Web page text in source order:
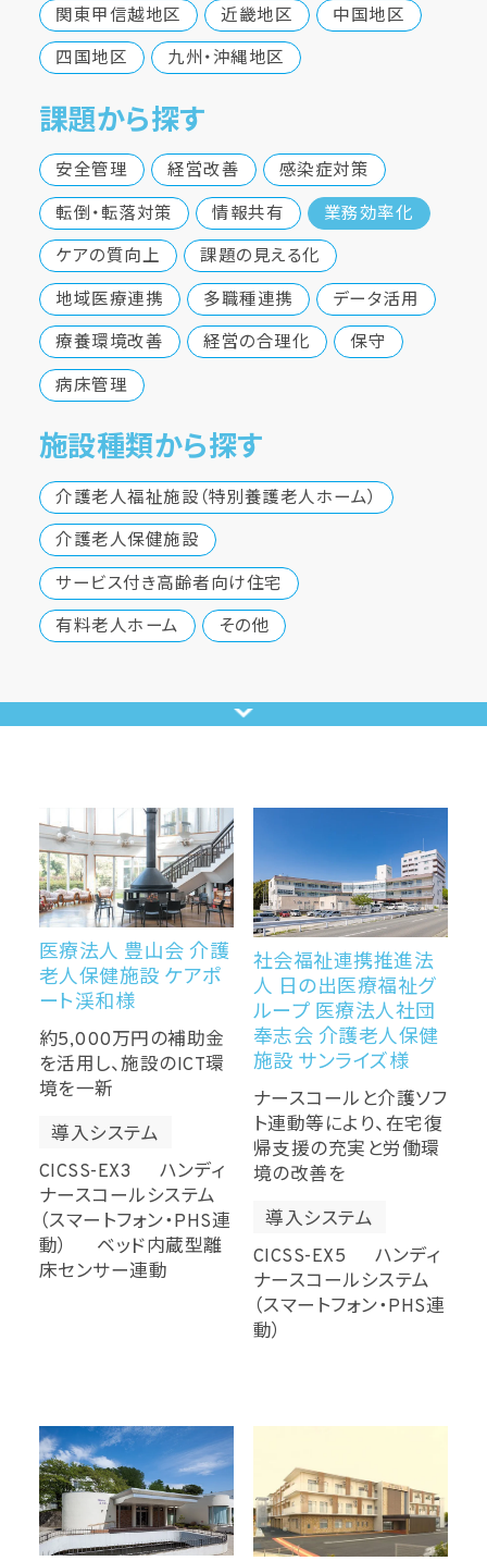
関東甲信越地区
近畿地区
中国地区
四国地区
九州・沖縄地区
課題から探す
安全管理 経営改善
感染症対策
転倒・転落対策
情報共有
業務効率化
ケアの質向上
課題の見える化
地域医療連携
多職種連携
データ活用
療養環境改善
経営の合理化
保守
病床管理
施設種類から探す
介護老人福祉施設（特別養護老人ホーム）
介護老人保健施設
サービス付き高齢者向け住宅
有料老人ホーム
その他
医療法人 豊山会 介護
老人保健施設 ケアポ
ート渓和様
約5,000万円の補助金
を活用し、施設のICT環
境を一新
導入システム
CICSS-EX3 ハンディ
ナースコールシステム
（スマートフォン・PHS連
動） ベッド内蔵型離
床センサー連動
社会福祉連携推進法
人 日の出医療福祉グ
ループ 医療法人社団
奉志会 介護老人保健
施設 サンライズ様
ナースコールと介護ソフ
ト連動等により、在宅復
帰支援の充実と労働環
境の改善を
導入システム
CICSS-EX5 ハンディ
ナースコールシステム
（スマートフォン・PHS連
動）